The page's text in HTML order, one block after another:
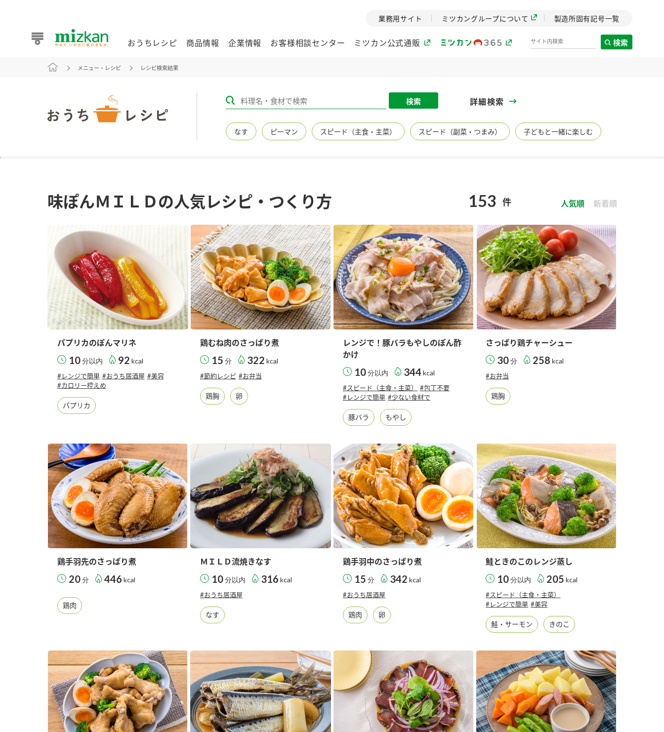
業務用サイト
おうちレシピ
おうちレシピ トップ
商品情報
酢 調味酢 お酢ドリンク 鍋用調味料 たれ
スープ 中華 クイック調味料 レモン果汁 ふりかけ おすしの素 炊き込みご飯の素 米飯用調味液
納豆
ー）
お酢を知ろう！ すしラボ ぽん酢サワー 納豆の豆知識 鍋奉行マニュアル ミツカンのCM
企業情報
企業理念
ミツカングループの企
ミツカンの歴史
創業から現在までのミ
環境への取り組み
ミツカンの環境への取
す。
テーマとした社会貢献
活動を行っていまし
た。
植物を可能な限りまる
セプトをご紹介しま
す。
MIM（ミツカンミュ
ージアム）
ミツカンの酢づくりの
歴史などが学べる体験
型博物館です。
各部門が大切にして
いること
「未来ビジョン宣言」
実現に向けた各部門の
取り組みをご紹介しま
す。
おいしさと健康への
取り組み
ミツカンの研究成果と
おいしさと健康に役立
つ情報をご紹介しま
す。
ん酢工房」
お客様相談センター ミツカン公式通販
業務用サイト ミツカングループについて 製造所固有記号一覧
検索
メニュー・レシピ レシピ検索結果
検索 詳細検索
なす ピーマン スピード（主食・主菜） スピード（副菜・つまみ） 子どもと一緒に楽しむ
味ぽんＭＩＬＤの人気レシピ・つくり方 153 件 人気順 新着順
パプリカのぽんマリネ
10分以内 92 kcal
#レンジで簡単 #おうち居酒屋 #美容
#カロリー控えめ
パプリカ
鶏むね肉のさっぱり煮
15 分 322 kcal
#節約レシピ #お弁当
鶏胸 卵
レンジで！豚バラもやしのぽん酢
かけ
10分以内 344 kcal
#スピード（主食・主菜）
#包丁不要
#レンジで簡単 #少ない食材で
豚バラ もやし
さっぱり鶏チャーシュー
30分 258 kcal
#お弁当
鶏胸
鶏手羽先のさっぱり煮
20分 446 kcal
鶏肉
ＭＩＬＤ流焼きなす
10分以内 316 kcal
#おうち居酒屋
なす
鶏手羽中のさっぱり煮
15 分 342 kcal
#おうち居酒屋
鶏肉 卵
鮭ときのこのレンジ蒸し
10分以内 205 kcal
#スピード（主食・主菜）
#レンジで簡単 #美容
鮭・サーモン きのこ